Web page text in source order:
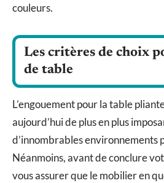
couleurs.
Les critères de choix
de table
L’engouement pour la table
aujourd’hui de plus en plus
d’innombrables environnements
Néanmoins, avant de conclure
vous assurer que le mobilier en